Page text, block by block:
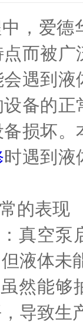
，爱德
而被
遇到
备的
损坏。
时遇到液
的表现
真空泵
液体未
然能够
导致生